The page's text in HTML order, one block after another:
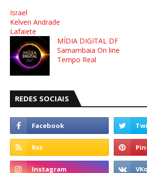
Israel
Kelven Andrade
Lafaiete
MÍDIA DIGITAL DF
Samambaia On line
Tempo Real
REDES SOCIAIS